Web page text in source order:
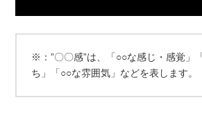
※：”〇〇感”は、「○○な感じ・感覚」
ち」「○○な雰囲気」などを表します。